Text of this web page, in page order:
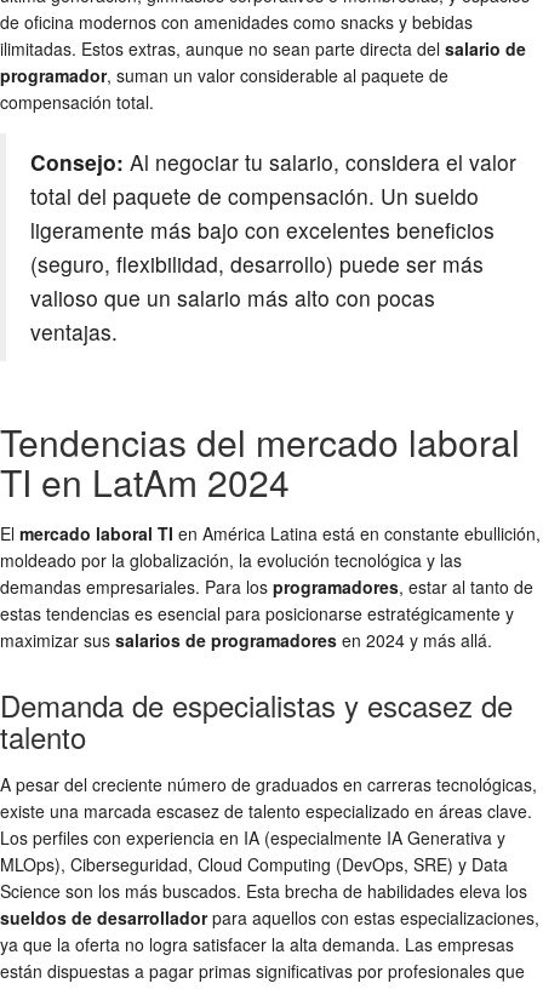
de oficina modernos con amenidades como snacks y bebidas
ilimitadas. Estos extras, aunque no sean parte directa del salario de
programador, suman un valor considerable al paquete de
compensación total.
Consejo: Al negociar tu salario, considera el valor
total del paquete de compensación. Un sueldo
ligeramente más bajo con excelentes beneficios
(seguro, flexibilidad, desarrollo) puede ser más
valioso que un salario más alto con pocas
ventajas.
Tendencias del mercado laboral
TI en LatAm 2024
El mercado laboral TI en América Latina está en constante ebullición,
moldeado por la globalización, la evolución tecnológica y las
demandas empresariales. Para los programadores, estar al tanto de
estas tendencias es esencial para posicionarse estratégicamente y
maximizar sus salarios de programadores en 2024 y más allá.
Demanda de especialistas y escasez de
talento
A pesar del creciente número de graduados en carreras tecnológicas,
existe una marcada escasez de talento especializado en áreas clave.
Los perfiles con experiencia en IA (especialmente IA Generativa y
MLOps), Ciberseguridad, Cloud Computing (DevOps, SRE) y Data
Science son los más buscados. Esta brecha de habilidades eleva los
sueldos de desarrolladorpara aquellos con estas especializaciones,
ya que la oferta no logra satisfacer la alta demanda. Las empresas
están dispuestas a pagar primas significativas por profesionales que